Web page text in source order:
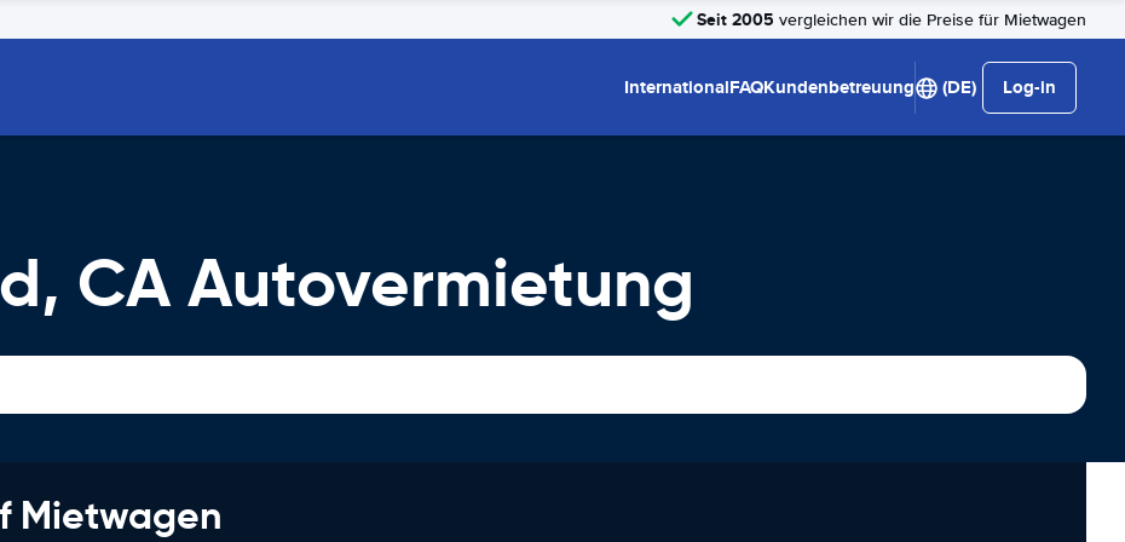
Seit 2005 vergleichen wir die Preise für Mietwagen
InternationalFAQKundenbetreuung (DE) Log-in
CA Autovermietung
Mietwagen